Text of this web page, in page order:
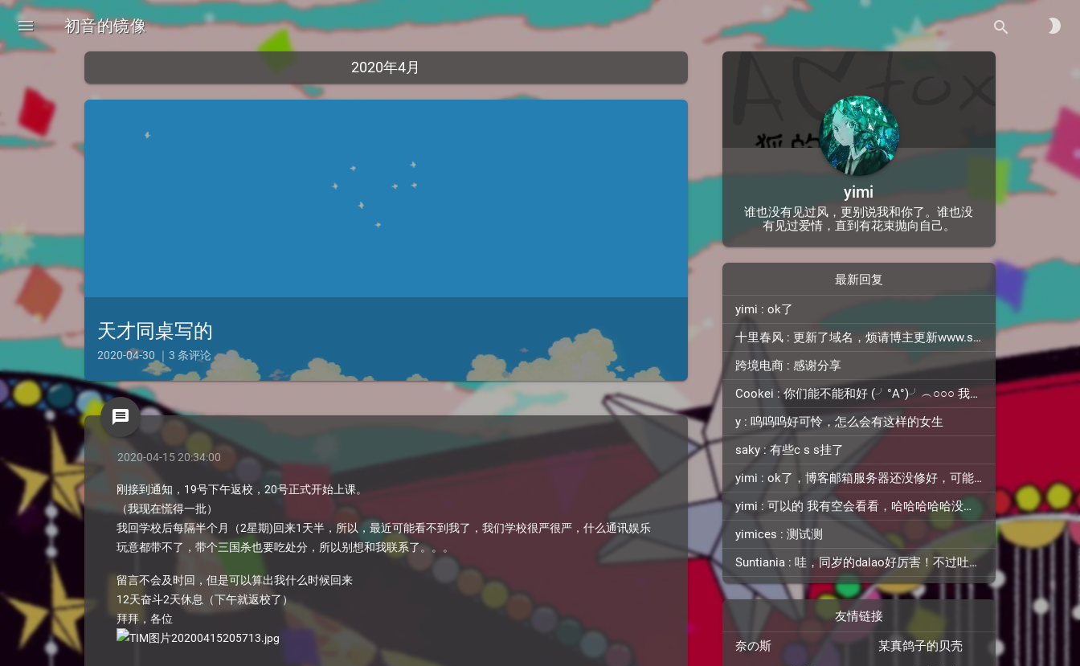
menu 初音的镜像 search brightness_2
2020年4月
天才同桌写的
2020-04-30 ｜3 条评论
message
2020-04-15 20:34:00
刚接到通知，19号下午返校，20号正式开始上课。
（我现在慌得一批）
我回学校后每隔半个月（2星期)回来1天半，所以，最近可能看不到我了，我们学校很严很严，什么通讯娱乐
玩意都带不了，带个三国杀也要吃处分，所以别想和我联系了。。。
留言不会及时回，但是可以算出我什么时候回来
12天奋斗2天休息（下午就返校了）
拜拜，各位
yimi
谁也没有见过风，更别说我和你了。谁也没
有见过爱情，直到有花束抛向自己。
最新回复
yimi : ok了
十里春风 : 更新了域名，烦请博主更新www.shilichunfeng.top
跨境电商 : 感谢分享
Cookei : 你们能不能和好 (╯°A°)╯︵○○○ 我看不下去了
y : 呜呜呜好可怜，怎么会有这样的女生
saky : 有些c s s挂了
yimi : ok了，博客邮箱服务器还没修好，可能你收不到消息
yimi : 可以的 我有空会看看，哈哈哈哈哈没有的 自己没那么厉害
yimices : 测试测
Suntiania : 哇，同岁的dalao好厉害！不过吐槽一下，顶栏颜色和背景图片融为一体了，找了半天搜索框才找到位置=。=
友情链接
奈の斯
某真鸽子的贝壳